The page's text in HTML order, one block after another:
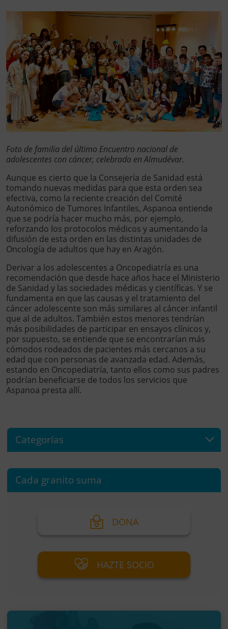
Foto de familia del último Encuentro nacional de
adolescentes con cáncer, celebrado en Almudévar.
Aunque es cierto que la Consejería de Sanidad está
tomando nuevas medidas para que esta orden sea
efectiva, como la reciente creación del Comité
Autonómico de Tumores Infantiles, Aspanoa entiende
que se podría hacer mucho más, por ejemplo,
reforzando los protocolos médicos y aumentando la
difusión de esta orden en las distintas unidades de
Oncología de adultos que hay en Aragón.
Derivar a los adolescentes a Oncopediatría es una
recomendación que desde hace años hace el Ministerio
de Sanidad y las sociedades médicas y científicas. Y se
fundamenta en que las causas y el tratamiento del
cáncer adolescente son más similares al cáncer infantil
que al de adultos. También estos menores tendrían
más posibilidades de participar en ensayos clínicos y,
por supuesto, se entiende que se encontrarían más
cómodos rodeados de pacientes más cercanos a su
edad que con personas de avanzada edad. Además,
estando en Oncopediatría, tanto ellos como sus padres
podrían beneficiarse de todos los servicios que
Aspanoa presta allí.
Categorías
Cada granito suma
DONA
HAZTE SOCIO